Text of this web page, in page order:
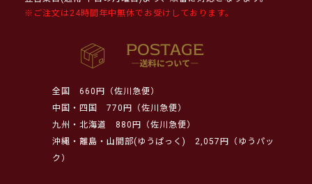
※ご注文は24時間年中無休でお受けしております。
全国
660円（佐川急便）
中国・四国
770円（佐川急便）
九州・北海道
880円（佐川急便）
沖縄・離島・山間部(ゆうぱっく)
2,057円（ゆうパッ
ク）